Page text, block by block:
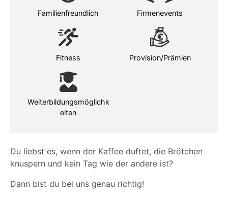
Du liebst es, wenn der Kaffee duftet, die Brötchen
knuspern und kein Tag wie der andere ist?
Dann bist du bei uns genau richtig!
Familienfreundlich Firmenevents
Fitness Provision/Prämien
Weiterbildungsmöglichk
eiten